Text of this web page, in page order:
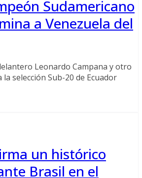
Sudamericano
a Venezuela del
Leonardo Campana y otro
selección Sub-20 de Ecuador
un histórico
Brasil en el